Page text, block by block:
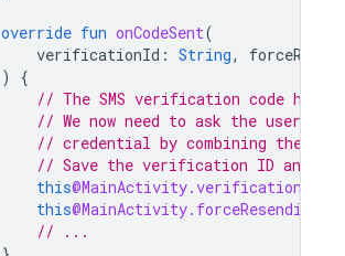
override fun onCodeSent(
verificationId : String,
)
{
// The SMS verification code has
// We now need to ask the user to
// credential by combining the
// Save the verification ID and
this@MainActivity.verificationId
this
// ...